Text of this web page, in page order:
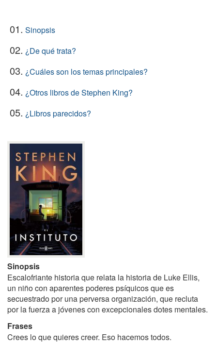
01. Sinopsis
02. ¿De qué trata?
03. ¿Cuáles son los temas principales?
04. ¿Otros libros de Stephen King?
05. ¿Libros parecidos?
Sinopsis
Escalofriante historia que relata la historia de Luke Ellis,
un niño con aparentes poderes psíquicos que es
secuestrado por una perversa organización, que recluta
por la fuerza a jóvenes con excepcionales dotes mentales.
Frases
Crees lo que quieres creer. Eso hacemos todos.